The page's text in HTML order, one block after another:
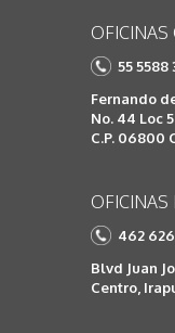
OFICINAS
55 5588
Fernando
No. 44 Loc
C.P. 06800
OFICINAS
462
Blvd Juan
Centro,